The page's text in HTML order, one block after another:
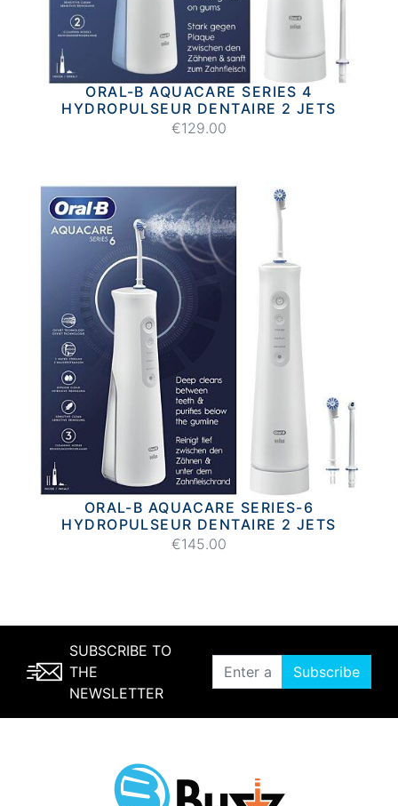
ORAL-B AQUACARE SERIES 4
HYDROPULSEUR DENTAIRE 2 JETS
€129.00
ORAL-B AQUACARE SERIES-6
HYDROPULSEUR DENTAIRE 2 JETS
€145.00
SUBSCRIBE TO
THE
NEWSLETTER
Subscribe